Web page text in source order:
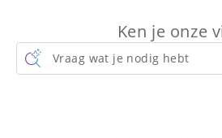
Ken je onze
Vraag wat je nodig hebt